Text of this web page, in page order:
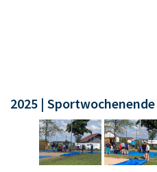
2025 | Sportwochenende